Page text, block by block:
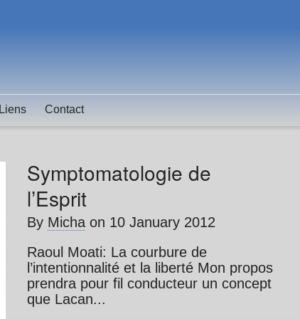
Liens Contact
Symptomatologie de
l’Esprit
By Micha on 10 January 2012
Raoul Moati: La courbure de
l’intentionnalité et la liberté Mon propos
prendra pour fil conducteur un concept
que Lacan...